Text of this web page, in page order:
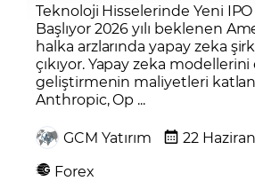
Teknoloji Hisselerinde Yeni IPO
Başlıyor 2026 yılı beklenen
halka arzlarında yapay zeka
çıkıyor. Yapay zeka
geliştirmenin maliyetleri
Anthropic, Op ...
GCM Yatırım
22
Forex